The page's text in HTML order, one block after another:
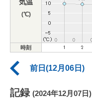
気温
(℃)
時刻
前日(12月06日)
記録 (2024年12月07日)